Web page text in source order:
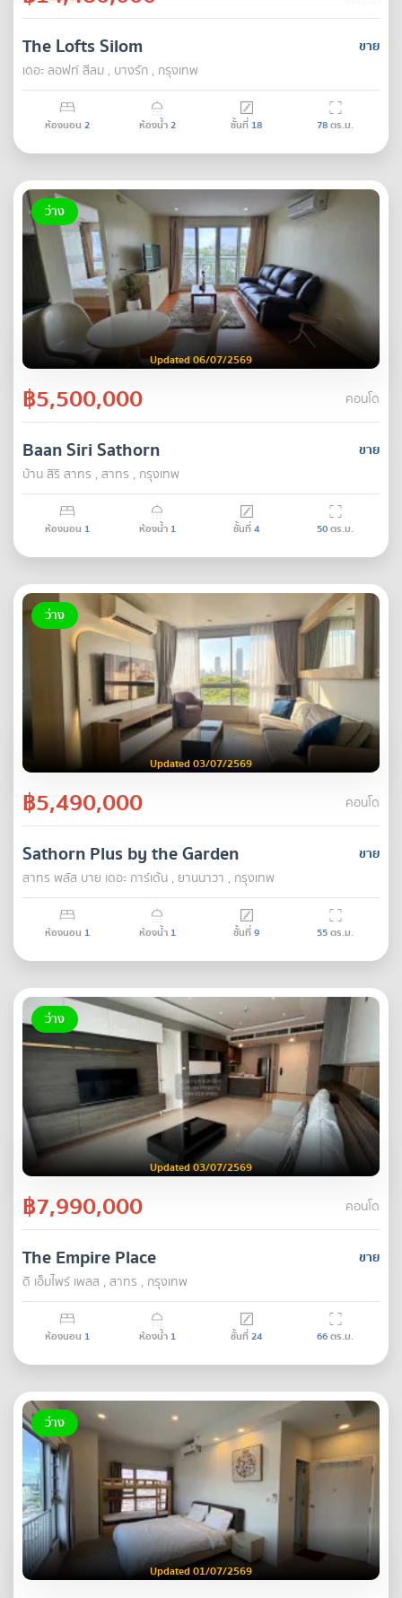
ขาย
The Lofts Silom
เดอะ ลอฟท์ สีลม , บางรัก , กรุงเทพ
ห้องนอน 2 ห้องน้ำ2 ชั้นที่ 18 78ตร.ม.
ว่าง
Updated 06/07/2569
฿5,500,000 คอนโด
ขาย
Baan Siri Sathorn
บ้าน สิริ สาทร , สาทร , กรุงเทพ
ห้องนอน 1 ห้องน้ำ 1 ชั้นที่4 50ตร.ม.
ว่าง
Updated 03/07/2569
฿5,490,000 คอนโด
ขาย
Sathorn Plus by the Garden
สาทร พลัส บาย เดอะ การ์เด้น , ยานนาวา , กรุงเทพ
ห้องนอน 1 ห้องน้ำ 1 ชั้นที่9 55ตร.ม.
ว่าง
Updated 03/07/2569
฿7,990,000 คอนโด
ขาย
The Empire Place
ดิ เอ็มไพร์ เพลส , สาทร , กรุงเทพ
ห้องนอน 1 ห้องน้ำ 1 ชั้นที่24 66ตร.ม.
ว่าง
Updated 01/07/2569